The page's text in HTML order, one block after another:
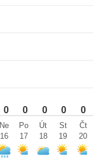
0 0 0 0 0
Ne
16
Po
17
Út
18
St
19
Čt
20